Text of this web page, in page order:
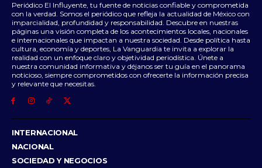
Periódico El Influyente, tu fuente de noticias confiable y comprometida
con la verdad. Somos el periódico que refleja la actualidad de México con
imparcialidad, profundidad y responsabilidad. Descubre en nuestras
páginas una visión completa de los acontecimientos locales, nacionales
e internacionales que impactan a nuestra sociedad. Desde política hasta
cultura, economía y deportes, La Vanguardia te invita a explorar la
realidad con un enfoque claro y objetividad periodística. Únete a
nuestra comunidad informativa y déjanos ser tu guía en el panorama
noticioso, siempre comprometidos con ofrecerte la información precisa
y relevante que necesitas.
INTERNACIONAL
NACIONAL
SOCIEDAD Y NEGOCIOS